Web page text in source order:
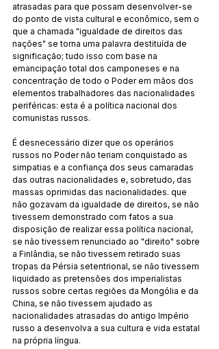
atrasadas para que possam desenvolver-se
do ponto de vista cultural e econômico, sem o
que a chamada "igualdade de direitos das
nações" se torna uma palavra destituída de
significação; tudo isso com base na
emancipação total dos camponeses e na
concentração de todo o Poder em mãos dos
elementos trabalhadores das nacionalidades
periféricas: esta é a política nacional dos
comunistas russos.
É desnecessário dizer que os operários
russos no Poder não teriam conquistado as
simpatias e a confiança dos seus camaradas
das outras nacionalidades e, sobretudo, das
massas oprimidas das nacionalidades. que
não gozavam da igualdade de direitos, se não
tivessem demonstrado com fatos a sua
disposição de realizar essa política nacional,
se não tivessem renunciado ao "direito" sobre
a Finlândia, se não tivessem retirado suas
tropas da Pérsia setentrional, se não tivessem
liquidado as pretensões dos imperialistas
russos sobre certas regiões da Mongólia e da
China, se não tivessem ajudado as
nacionalidades atrasadas do antigo Império
russo a desenvolva a sua cultura e vida estatal
na própria língua.